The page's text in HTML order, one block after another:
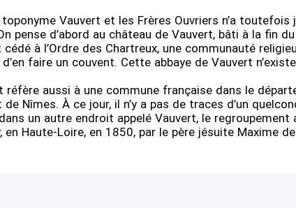
Vauvert et les Frères Ouvriers n’a toutefois
pense d’abord au château de Vauvert, bâti à la fin
à l’Ordre des Chartreux, une communauté
faire un couvent. Cette abbaye de Vauvert
réfère aussi à une commune française dans le
Nîmes. À ce jour, il n’y a pas de traces d’un
un autre endroit appelé Vauvert, le
en Haute-Loire, en 1850, par le père jésuite Maxime